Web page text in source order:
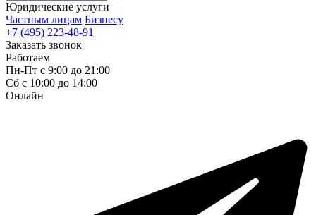
Юридические услуги
Частным лицам Бизнесу
+7 (495) 223-48-91
Заказать звонок
Работаем
Пн-Пт с 9:00 до 21:00
Сб с 10:00 до 14:00
Онлайн